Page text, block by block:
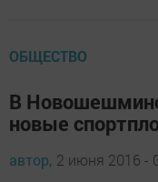
ОБЩЕСТВО
В
новые
автор, 2 июня 2016 -